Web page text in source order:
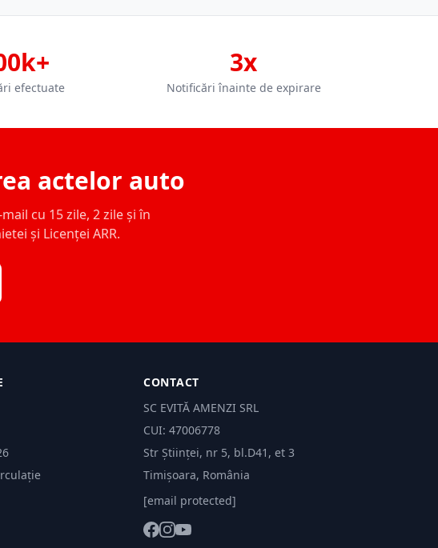
efectuate
3x
Notificări înainte de expirare
actelor auto
cu 15 zile, 2 zile și în
și Licenței ARR.
CONTACT
SC EVITĂ AMENZI SRL
CUI: 47006778
Str Științei, nr 5, bl.D41, et 3
Timișoara, România
[email protected]